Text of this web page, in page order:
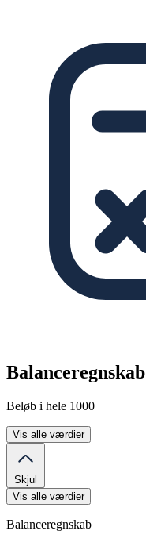
Balanceregnskab
Beløb i hele 1000
Vis alle værdier
Skjul
Vis alle værdier
Balanceregnskab